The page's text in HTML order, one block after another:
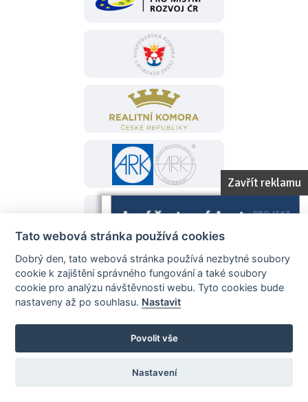
Zavřít reklamu
Tato webová stránka používá cookies
Dobrý den, tato webová stránka používá nezbytné soubory
cookie k zajištění správného fungování a také soubory
cookie pro analýzu návštěvnosti webu. Tyto cookies bude
nastaveny až po souhlasu. Nastavit
Povolit vše
Nastavení